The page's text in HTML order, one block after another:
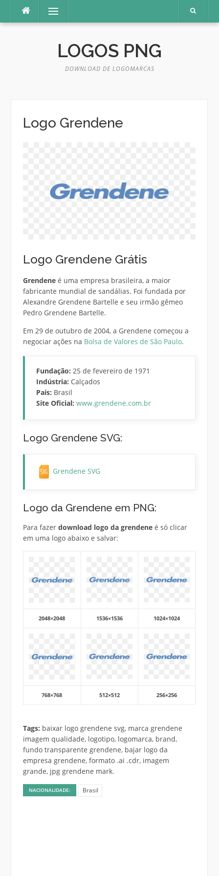
o
Menu
LOGOS PNG
DOWNLOAD DE LOGOMARCAS
Logo Grendene
Logo Grendene Grátis
Grendeneé uma empresa brasileira, a maior
fabricante mundial de sandálias. Foi fundada por
Alexandre Grendene Bartelle e seu irmão gêmeo
Pedro Grendene Bartelle.
Em 29 de outubro de 2004, a Grendene começou a
negociar ações na Bolsa de Valores de São Paulo.
Fundação: 25 de fevereiro de 1971
Indústria: Calçados
País: Brasil
Site Oficial: www.grendene.com.br
Logo Grendene SVG:
Grendene SVG
Logo da Grendene em PNG:
Para fazer download logo da grendeneé só clicar
em uma logo abaixo e salvar:
2048×2048 1536×1536 1024×1024
768×768 512×512 256×256
Tags: baixar logo grendene svg, marca grendene
imagem qualidade, logotipo, logomarca, brand,
fundo transparente grendene, bajar logo da
empresa grendene, formato .ai .cdr, imagem
grande, jpg grendene mark.
NACIONALIDADE: Brasil